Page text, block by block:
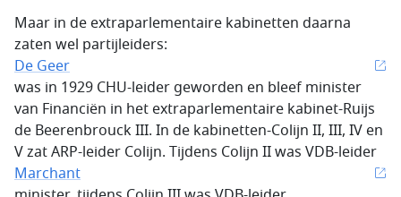
Maar in de extraparlementaire kabinetten daarna
zaten wel partijleiders:
De Geer
was in 1929 CHU-leider geworden en bleef minister
van Financiën in het extraparlementaire kabinet-Ruijs
de Beerenbrouck III. In de kabinetten-Colijn II, III, IV en
V zat ARP-leider Colijn. Tijdens Colijn II was VDB-leider
Marchant